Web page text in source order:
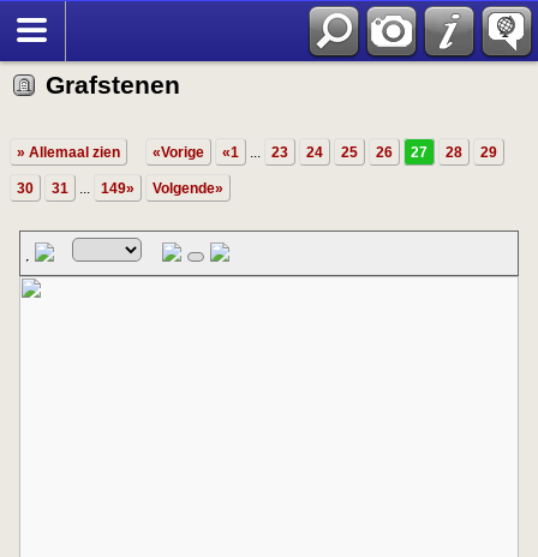
Grafstenen
» Allemaal zien «Vorige «1 ... 23 24 25 26 27 28 29
30 31 ... 149» Volgende»